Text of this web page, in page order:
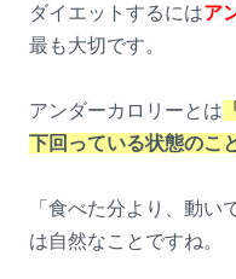
ダイエットするにはア
最も大切です。
アンダーカロリーとは
下回っている状態のこと
「食べた分より、動
は自然なことですね。